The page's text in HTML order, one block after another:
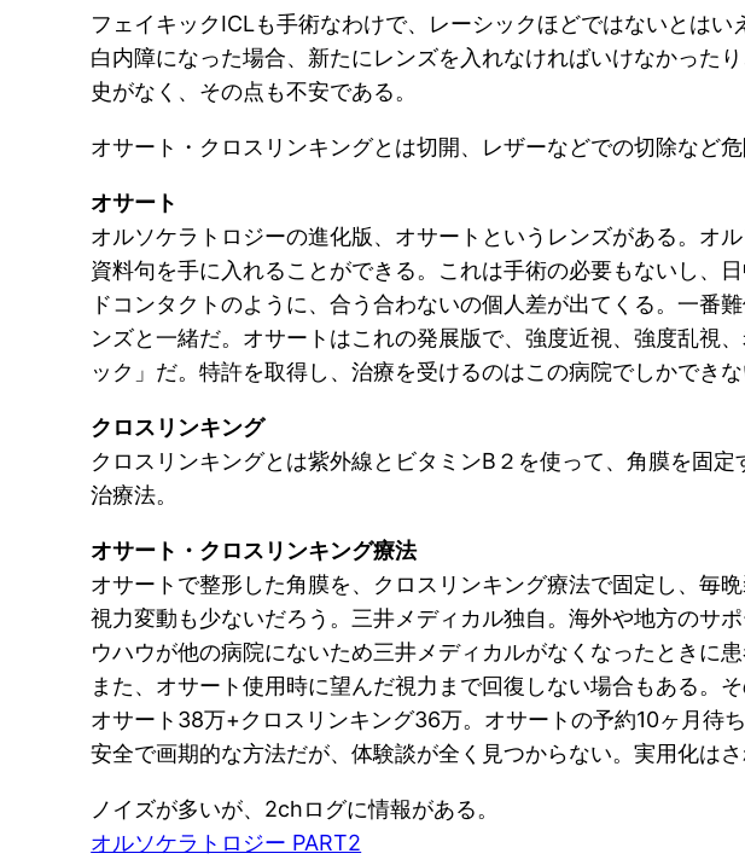
フェイキックICLも手術なわけで、レーシックほどではないとはい
白内障になった場合、新たにレンズを入れなければいけなかった
史がなく、その点も不安である。
オサート・クロスリンキングとは切開、レザーなどでの切除など
オサート
オルソケラトロジーの進化版、オサートというレンズがある。オ
資料句を手に入れることができる。これは手術の必要もないし、
ドコンタクトのように、合う合わないの個人差が出てくる。一番
ンズと一緒だ。オサートはこれの発展版で、強度近視、強度乱視
ック」だ。特許を取得し、治療を受けるのはこの病院でしかでき
クロスリンキング
クロスリンキングとは紫外線とビタミンB２を使って、角膜を固
治療法。
オサート・クロスリンキング療法
オサートで整形した角膜を、クロスリンキング療法で固定し、毎
視力変動も少ないだろう。三井メディカル独自。海外や地方のサ
ウハウが他の病院にないため三井メディカルがなくなったときに
また、オサート使用時に望んだ視力まで回復しない場合もある。
オサート38万+クロスリンキング36万。オサートの予約10ヶ月待ち
安全で画期的な方法だが、体験談が全く見つからない。実用化はさ
ノイズが多いが、2chログに情報がある。
オルソケラトロジー PART2